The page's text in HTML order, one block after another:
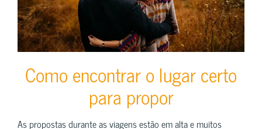
Como encontrar o lugar certo
para propor
As propostas durante as viagens estão em alta e muitos